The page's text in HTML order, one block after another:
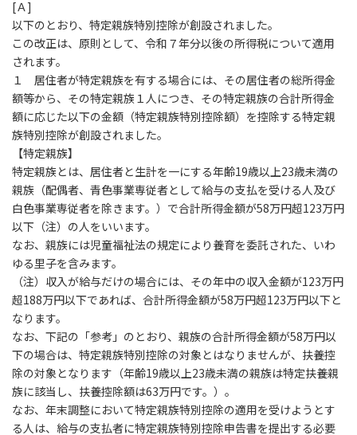
[Ａ]
以下のとおり、特定親族特別控除が創設されました。
この改正は、原則として、令和７年分以後の所得税について適用
されます。
１ 居住者が特定親族を有する場合には、その居住者の総所得金
額等から、その特定親族１人につき、その特定親族の合計所得金
額に応じた以下の金額（特定親族特別控除額）を控除する特定親
族特別控除が創設されました。
【特定親族】
特定親族とは、居住者と生計を一にする年齢19歳以上23歳未満の
親族（配偶者、青色事業専従者として給与の支払を受ける人及び
白色事業専従者を除きます。）で合計所得金額が58万円超123万円
以下（注）の人をいいます。
なお、親族には児童福祉法の規定により養育を委託された、いわ
ゆる里子を含みます。
（注）収入が給与だけの場合には、その年中の収入金額が123万円
超188万円以下であれば、合計所得金額が58万円超123万円以下と
なります。
なお、下記の「参考」のとおり、親族の合計所得金額が58万円以
下の場合は、特定親族特別控除の対象とはなりませんが、扶養控
除の対象となります（年齢19歳以上23歳未満の親族は特定扶養親
族に該当し、扶養控除額は63万円です。）。
なお、年末調整において特定親族特別控除の適用を受けようとす
る人は、給与の支払者に特定親族特別控除申告書を提出する必要